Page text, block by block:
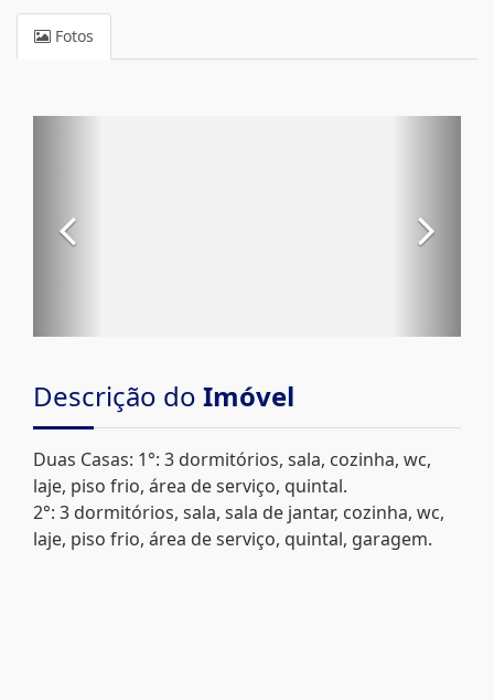
Fotos
Descrição do Imóvel
Duas Casas: 1°: 3 dormitórios, sala, cozinha, wc,
laje, piso frio, área de serviço, quintal.
2°: 3 dormitórios, sala, sala de jantar, cozinha, wc,
laje, piso frio, área de serviço, quintal, garagem.